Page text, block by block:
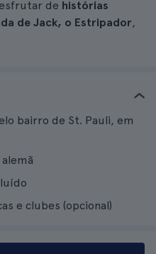
de histórias
de Jack, o Estripador,
bairro de St. Pauli, em
e clubes (opcional)